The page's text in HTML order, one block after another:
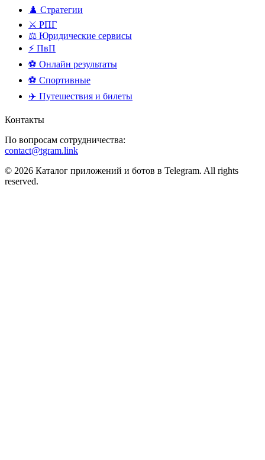
♟️ Стратегии
⚔️ РПГ
⚖️ Юридические сервисы
⚡ ПвП
⚽ Онлайн результаты
⚽ Спортивные
✈️ Путешествия и билеты
Контакты
По вопросам сотрудничества:
contact@tgram.link
© 2026 Каталог приложений и ботов в Telegram. All rights
reserved.